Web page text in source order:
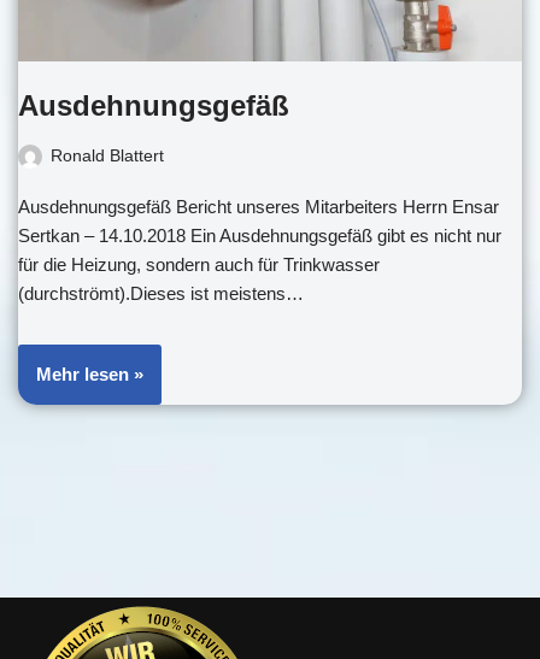
Ausdehnungsgefäß
Ronald Blattert
Ausdehnungsgefäß Bericht unseres Mitarbeiters Herrn Ensar
Sertkan – 14.10.2018 Ein Ausdehnungsgefäß gibt es nicht nur
für die Heizung, sondern auch für Trinkwasser
(durchströmt).Dieses ist meistens…
Mehr lesen »